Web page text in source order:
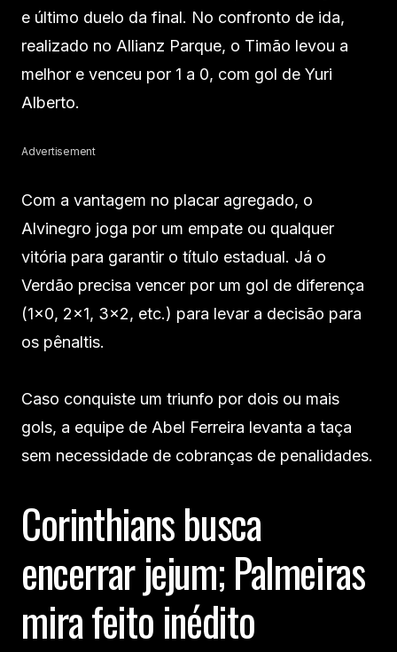
e último duelo da final. No confronto de ida,
realizado no Allianz Parque, o Timão levou a
melhor e venceu por 1 a 0, com gol de Yuri
Alberto.
Advertisement
Com a vantagem no placar agregado, o
Alvinegro joga por um empate ou qualquer
vitória para garantir o título estadual. Já o
Verdão precisa vencer por um gol de diferença
(1×0, 2×1, 3×2, etc.) para levar a decisão para
os pênaltis.
Caso conquiste um triunfo por dois ou mais
gols, a equipe de Abel Ferreira levanta a taça
sem necessidade de cobranças de penalidades.
Corinthians busca
encerrar jejum; Palmeiras
mira feito inédito